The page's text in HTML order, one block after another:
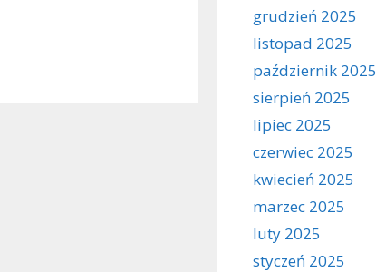
grudzień 2025
listopad 2025
październik 2025
sierpień 2025
lipiec 2025
czerwiec 2025
kwiecień 2025
marzec 2025
luty 2025
styczeń 2025